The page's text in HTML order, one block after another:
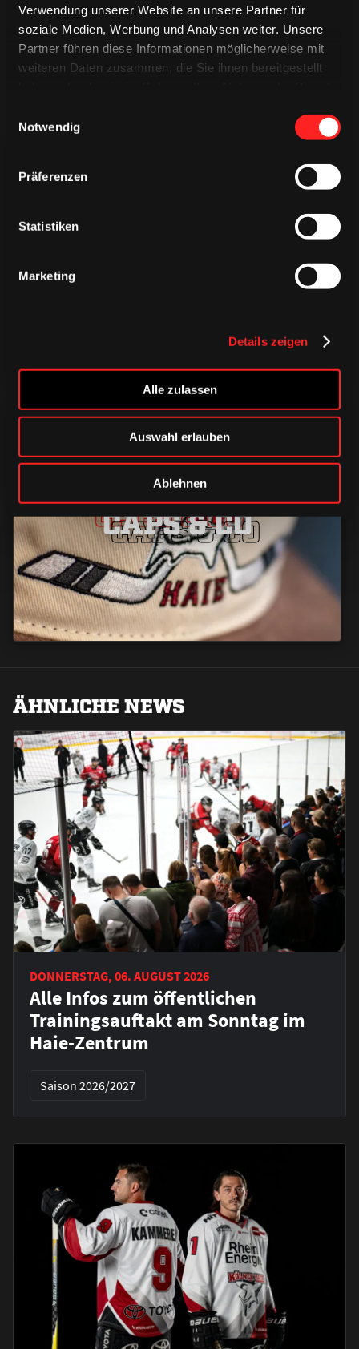
Verwendung unserer Website an unsere Partner für
soziale Medien, Werbung und Analysen weiter. Unsere
Partner führen diese Informationen möglicherweise mit
weiteren Daten zusammen, die Sie ihnen bereitgestellt
Notwendig
Präferenzen
Statistiken
Marketing
Details zeigen
Alle zulassen
Auswahl erlauben
Ablehnen
CAPS & CO
CAPS & CO
CAPS & CO
ÄHNLICHE NEWS
DONNERSTAG, 06. AUGUST 2026
Alle Infos zum öffentlichen
Trainingsauftakt am Sonntag im
Haie-Zentrum
Saison 2026/2027